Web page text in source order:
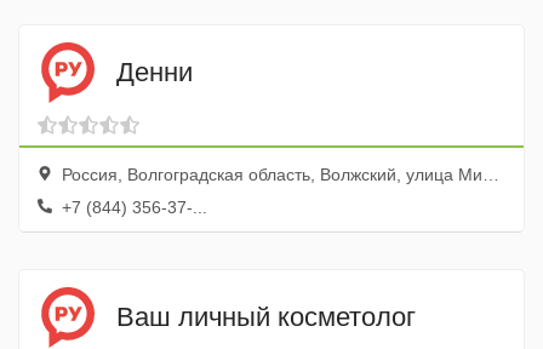
Денни
Россия, Волгоградская область, Волжский, улица Мира, 36Б
+7 (844) 356-37-...
Ваш личный косметолог